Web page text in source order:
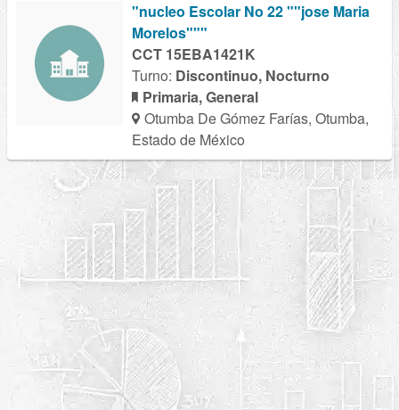
"nucleo Escolar No 22 ""jose Maria
Morelos"""
CCT 15EBA1421K
Turno: Discontinuo, Nocturno
Primaria, General
Otumba De Gómez Farías, Otumba,
Estado de México